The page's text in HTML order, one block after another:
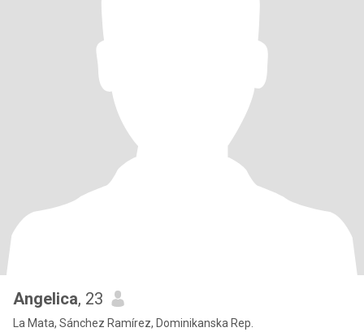
Angelica, 23
La Mata, Sánchez Ramírez, Dominikanska Rep.